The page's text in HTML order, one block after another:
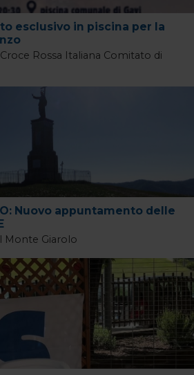
esclusivo in piscina per la
Rossa Italiana Comitato di
Nuovo appuntamento delle
Monte Giarolo